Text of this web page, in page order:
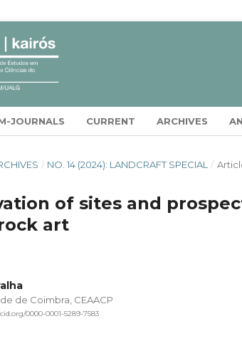
JOURNALS CURRENT ARCHIVES
/ NO. 14 (2024): LANDCRAFT SPECIAL /
of sites and
art
de Coimbra, CEAACP
0000-0001-5289-7583